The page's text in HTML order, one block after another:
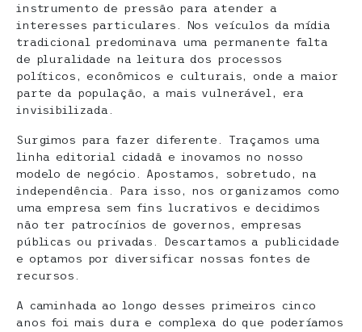
instrumento de pressão para atender a
interesses particulares. Nos veículos da mídia
tradicional predominava uma permanente falta
de pluralidade na leitura dos processos
políticos, econômicos e culturais, onde a maior
parte da população, a mais vulnerável, era
invisibilizada.
Surgimos para fazer diferente. Traçamos uma
linha editorial cidadã e inovamos no nosso
modelo de negócio. Apostamos, sobretudo, na
independência. Para isso, nos organizamos como
uma empresa sem fins lucrativos e decidimos
não ter patrocínios de governos, empresas
públicas ou privadas. Descartamos a publicidade
e optamos por diversificar nossas fontes de
recursos.
A caminhada ao longo desses primeiros cinco
anos foi mais dura e complexa do que poderíamos